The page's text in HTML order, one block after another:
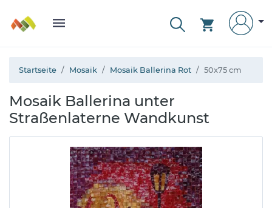
Startseite Mosaik Mosaik Ballerina Rot 50x75 cm
Mosaik Ballerina unter
Straßenlaterne Wandkunst